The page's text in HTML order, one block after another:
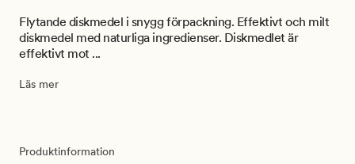
Flytande diskmedel i snygg förpackning. Effektivt och milt
diskmedel med naturliga ingredienser. Diskmedlet är
effektivt mot ...
Läs mer
Produktinformation